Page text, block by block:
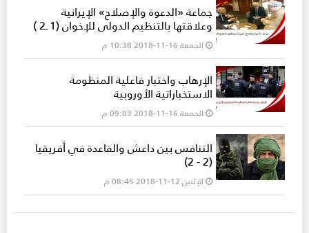
جماعة «الدعوة والإصلاح» الإيرانية
وعلاقتها بالتنظيم الدولي للإخوان (1 ـ2 )
الجمعة 16-11-2018 10:38 م
الإرهاب واختبار فاعلية المنظومة
الاستخباراتية الأوروبية
الجمعة 16-11-2018 09:03 م
التنافس بين داعش والقاعدة في أفريقيا
(2 - 2)
الإثنين 12-11-2018 08:45 م